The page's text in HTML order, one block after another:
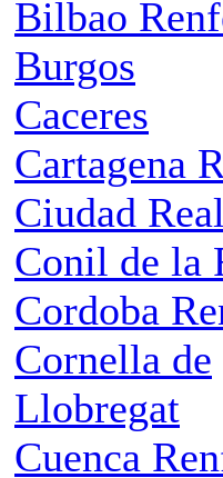
Bilbao
Burgos
Caceres
Cartagena
Ciudad
Conil de la
Cordoba
Cornella de
Llobregat
Cuenca